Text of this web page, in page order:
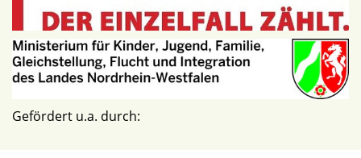
Gefördert u.a. durch: